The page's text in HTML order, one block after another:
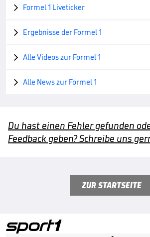
 Formel 1 Liveticker
 Ergebnisse der Formel 1
 Alle Videos zur Formel 1
 Alle News zur Formel 1
Du hast einen Fehler gefunden
Feedback geben? Schreibe uns
ZUR STARTSEITE